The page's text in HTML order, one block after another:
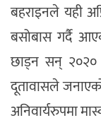
बहराइनले यही
बसोबास गर्दै
छाड्न सन् २०२०
दूतावासले
अनिवार्यरुपमा